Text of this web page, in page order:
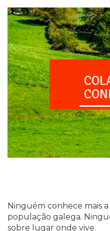
Ninguém conhece mais
população galega.
sobre lugar onde vive.